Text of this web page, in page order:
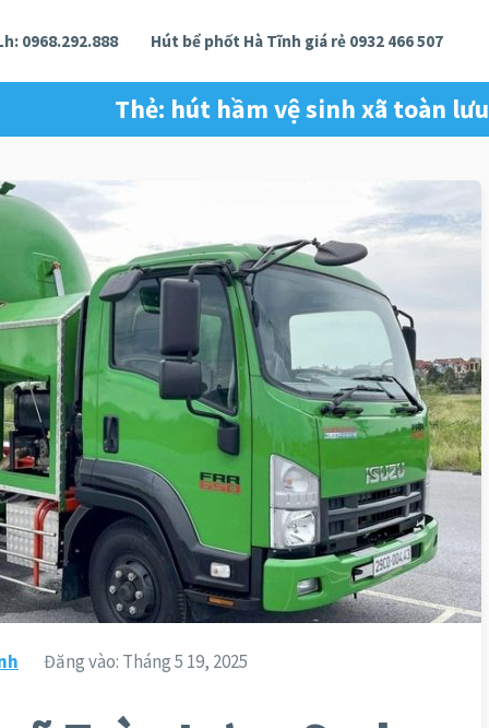
0968.292.888 Hút bể phốt Hà Tĩnh giá rẻ 0932 466 507
Thẻ: hút hầm vệ sinh xã toàn lưu
Đăng vào: Tháng 5 19, 2025